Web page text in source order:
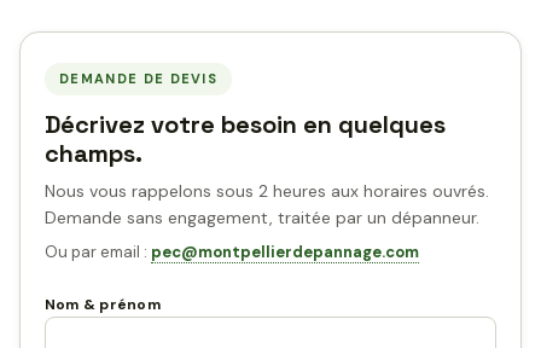
DEMANDE DE DEVIS
Décrivez votre besoin en quelques
champs.
Nous vous rappelons sous 2 heures aux horaires ouvrés.
Demande sans engagement, traitée par un dépanneur.
Ou par email : pec@montpellierdepannage.com
Nom & prénom